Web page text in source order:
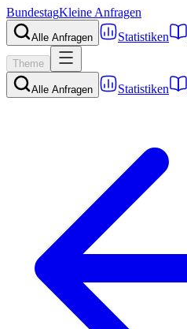
BundestagKleine Anfragen
Alle Anfragen Statistiken
Theme
Alle Anfragen Statistiken